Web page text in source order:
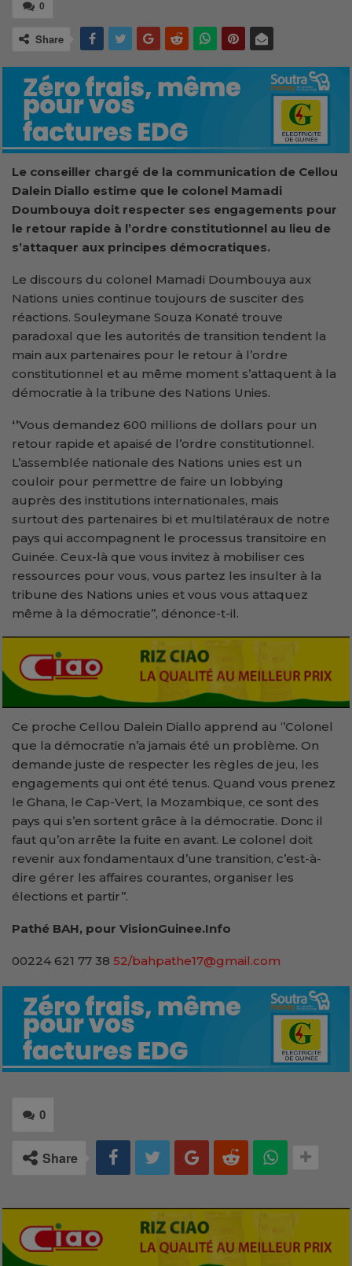
0
Share
Le conseiller chargé de la communication de Cellou
Dalein Diallo estime que le colonel Mamadi
Doumbouya doit respecter ses engagements pour
le retour rapide à l’ordre constitutionnel au lieu de
s’attaquer aux principes démocratiques.
Le discours du colonel Mamadi Doumbouya aux
Nations unies continue toujours de susciter des
réactions. Souleymane Souza Konaté trouve
paradoxal que les autorités de transition tendent la
main aux partenaires pour le retour à l’ordre
constitutionnel et au même moment s’attaquent à la
démocratie à la tribune des Nations Unies.
‘’Vous demandez 600 millions de dollars pour un
retour rapide et apaisé de l’ordre constitutionnel.
L’assemblée nationale des Nations unies est un
couloir pour permettre de faire un lobbying
auprès des institutions internationales, mais
surtout des partenaires bi et multilatéraux de notre
pays qui accompagnent le processus transitoire en
Guinée. Ceux-là que vous invitez à mobiliser ces
ressources pour vous, vous partez les insulter à la
tribune des Nations unies et vous vous attaquez
même à la démocratie’’, dénonce-t-il.
Ce proche Cellou Dalein Diallo apprend au ‘’Colonel
que la démocratie n’a jamais été un problème. On
demande juste de respecter les règles de jeu, les
engagements qui ont été tenus. Quand vous prenez
le Ghana, le Cap-Vert, la Mozambique, ce sont des
pays qui s’en sortent grâce à la démocratie. Donc il
faut qu’on arrête la fuite en avant. Le colonel doit
revenir aux fondamentaux d’une transition, c’est-à-
dire gérer les affaires courantes, organiser les
élections et partir’’.
Pathé BAH, pour VisionGuinee.Info
00224 621 77 38 52/bahpathe17@gmail.com
0
Share